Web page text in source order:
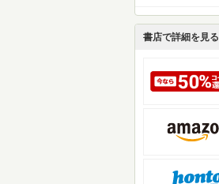
書店で詳細を見る